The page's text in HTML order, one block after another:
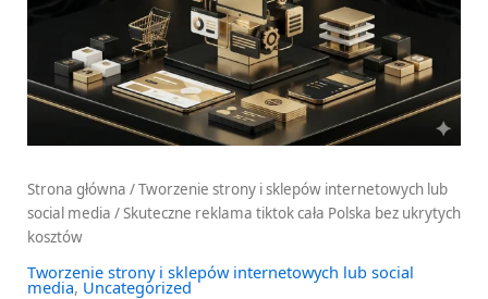
Strona główna /Tworzenie strony i sklepów internetowych lub
social media / Skuteczne reklama tiktok cała Polska bez ukrytych
kosztów
Tworzenie strony i sklepów internetowych lub social
media, Uncategorized
ukrytych
kosztów